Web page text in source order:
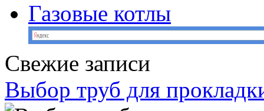
Газовые котлы
Свежие записи
Выбор труб для